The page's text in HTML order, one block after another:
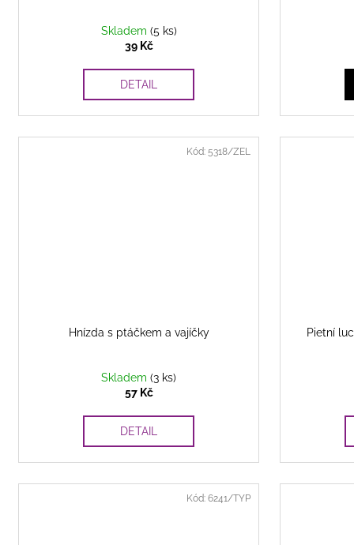
Skladem (5 ks)
39 Kč
DETAIL
Hnízda s ptáčkem a vajíčky
Skladem (3 ks)
57 Kč
DETAIL
Kód: 5318/ZEL
Pietní
Kód: 6241/TYP